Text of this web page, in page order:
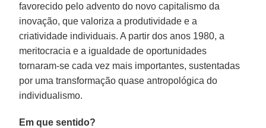
favorecido pelo advento do novo capitalismo da
inovação, que valoriza a produtividade e a
criatividade individuais. A partir dos anos 1980, a
meritocracia e a igualdade de oportunidades
tornaram-se cada vez mais importantes, sustentadas
por uma transformação quase antropológica do
individualismo.
Em que sentido?